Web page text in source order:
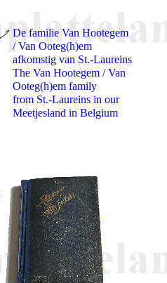
De familie Van Hootegem
/ Van Ooteg(h)em
afkomstig van St.-Laureins
The Van Hootegem / Van
Ooteg(h)em family
from St.-Laureins in our
Meetjesland in Belgium